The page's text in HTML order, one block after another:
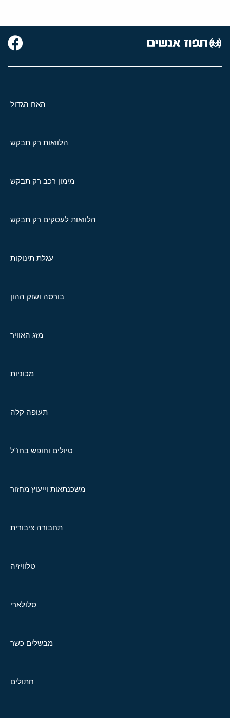
האח הגדול
הלוואות רק תבקש
מימון רכב רק תבקש
הלוואות לעסקים רק תבקש
עגלת תינוקות
בורסה ושוק ההון
מזג האוויר
מכוניות
תעופה קלה
טיולים וחופש בחו"ל
משכנתאות וייעוץ מחזור
תחבורה ציבורית
טלוויזיה
סלולארי
מבשלים כשר
חתולים